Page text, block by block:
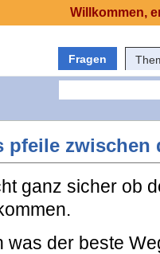
Fragen
pfeile zwischen
ganz sicher ob
was der beste
Willkommen,